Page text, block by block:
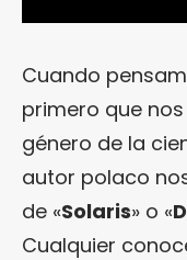
Cuando
primero que
género de la
autor polaco
de «Solaris» o «
Cualquier